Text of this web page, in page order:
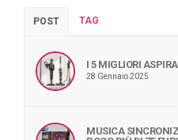
POST TAG
I 5 MIGLIORI
28 Gennaio 2025
MUSICA